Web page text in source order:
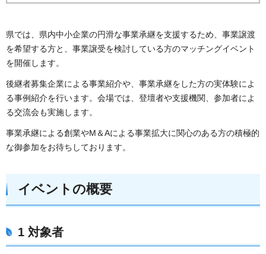
県では、県内中小企業の円滑な事業承継を支援するため、事業譲渡
を希望する方と、事業譲受を検討している方のマッチングイベント
を開催します。
後継者募集企業による事業紹介や、事業承継をした方の実体験によ
る事例紹介を行います。会場では、登壇者や支援機関、参加者によ
る交流会も実施します。
事業承継による創業やM＆Aによる事業拡大に関心のある方の積極的
な御参加をお待ちしております。
イベントの概要
1 対象者